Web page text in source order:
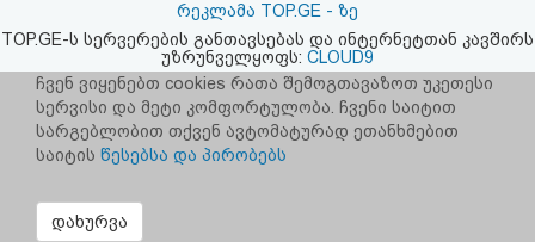
პასუხისმგებლობის
უარყოფა
რეკლამა TOP.GE - ზე
TOP.GE-ს სერვერების განთავსებას და ინტერნეტთან კავშირს
უზრუნველყოფს: CLOUD9
ჩვენ ვიყენებთ cookies რათა შემოგთავაზოთ უკეთესი
სერვისი და მეტი კომფორტულობა. ჩვენი საიტით
სარგებლობით თქვენ ავტომატურად ეთანხმებით
საიტის წესებსა და პირობებს
დახურვა